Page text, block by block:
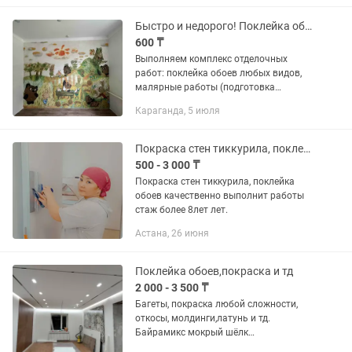
Быстро и недорого! Поклейка обоев, покраска, установка плинтусов, галтелей
600 ₸
Выполняем комплекс отделочных
работ: поклейка обоев любых видов,
малярные работы (подготовка
и потолков), установка плинтусов,
Караганда, 5 июля
Покраска стен тиккурила, поклейка обоев стаж более 8лет
500 - 3 000 ₸
Покраска стен тиккурила, поклейка
обоев качественно выполнит работы
стаж более 8лет лет.
Астана, 26 июня
Поклейка обоев,покраска и тд
2 000 - 3 500 ₸
Багеты, покраска любой сложности,
откосы, молдинги,латунь и тд.
Байрамикс мокрый шёлк